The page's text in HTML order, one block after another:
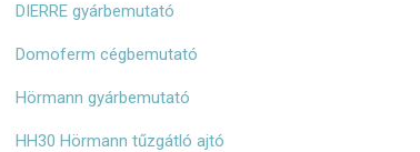
DIERRE gyárbemutató
Domoferm cégbemutató
Hörmann gyárbemutató
HH30 Hörmann tűzgátló ajtó